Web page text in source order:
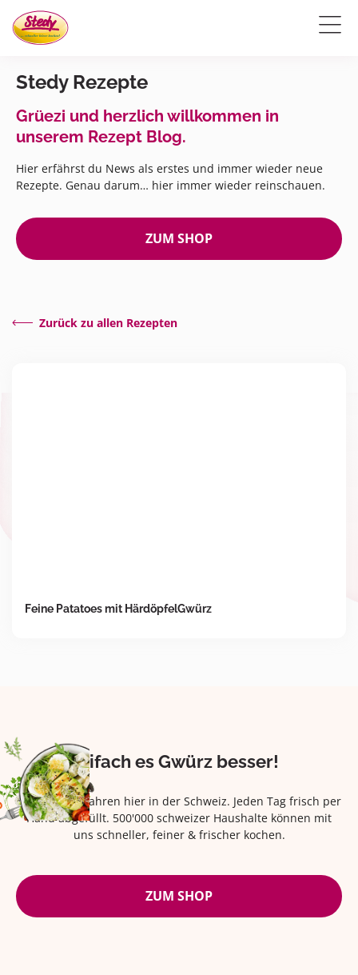
Stedy Rezepte
Grüezi und herzlich willkommen in
unserem Rezept Blog.
Hier erfährst du News als erstes und immer wieder neue
Rezepte. Genau darum… hier immer wieder reinschauen.
ZUM SHOP
Zurück zu allen Rezepten
Feine Patatoes mit HärdöpfelGwürz
Eifach es Gwürz besser!
Seit über 42 Jahren hier in der Schweiz. Jeden Tag frisch per
Hand abgefüllt. 500'000 schweizer Haushalte können mit
uns schneller, feiner & frischer kochen.
ZUM SHOP